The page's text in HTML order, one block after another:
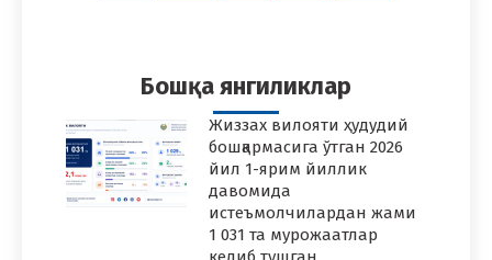
Бошқа янгиликлар
Жиззах вилояти ҳудудий
бошқармасига ўтган 2026
йил 1-ярим йиллик
давомида
истеъмолчилардан жами
1 031 та мурожаатлар